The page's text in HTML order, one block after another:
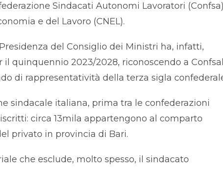
Sindacati Autonomi Lavoratori (Confsa)
e del Lavoro (CNEL).
del Consiglio dei Ministri ha, infatti,
quinquennio 2023/2028, riconoscendo a
di rappresentatività della terza sigla
sindacale italiana, prima tra le confederazioni
circa 13mila appartengono al comparto
privato in provincia di Bari.
che esclude, molto spesso, il sindacato